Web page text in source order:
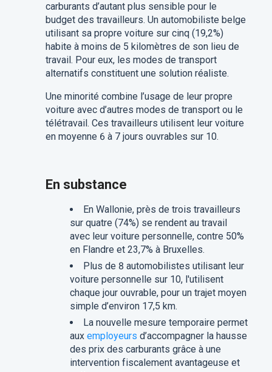
carburants d’autant plus sensible pour le
budget des travailleurs. Un automobiliste belge
utilisant sa propre voiture sur cinq (19,2%)
habite à moins de 5 kilomètres de son lieu de
travail. Pour eux, les modes de transport
alternatifs constituent une solution réaliste.
Une minorité combine l’usage de leur propre
voiture avec d’autres modes de transport ou le
télétravail. Ces travailleurs utilisent leur voiture
en moyenne 6 à 7 jours ouvrables sur 10.
En substance
En Wallonie, près de trois travailleurs
sur quatre (74%) se rendent au travail
avec leur voiture personnelle, contre 50%
en Flandre et 23,7% à Bruxelles.
Plus de 8 automobilistes utilisant leur
voiture personnelle sur 10, l'utilisent
chaque jour ouvrable, pour un trajet moyen
simple d’environ 17,5 km.
La nouvelle mesure temporaire permet
aux employeurs d’accompagner la hausse
des prix des carburants grâce à une
intervention fiscalement avantageuse et